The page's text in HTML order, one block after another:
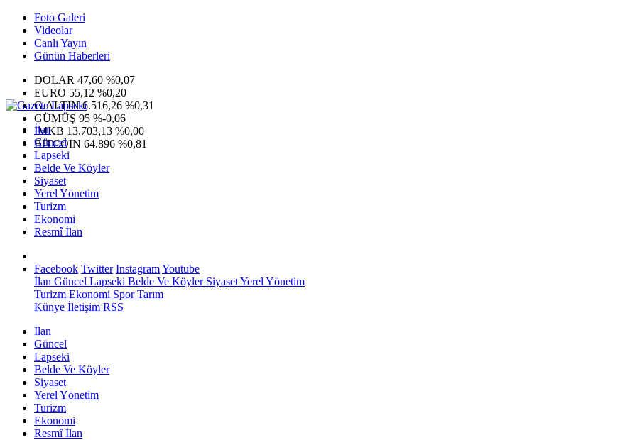
Foto Galeri
Videolar
Canlı Yayın
Günün Haberleri
DOLAR 47,60 %0,07
EURO 55,12 %0,20
G.ALTIN6.516,26 %0,31
GÜMÜŞ 95 %-0,06
IMKB 13.703,13 %0,00
BITCOIN 64.896 %0,81
İlan
Güncel
Lapseki
Belde Ve Köyler
Siyaset
Yerel Yönetim
Turizm
Ekonomi
Resmî İlan
Facebook Twitter InstagramYoutube
İlan Güncel Lapseki Belde Ve KöylerSiyasetYerel Yönetim
Turizm Ekonomi SporTarım
Künye İletişim RSS
İlan
Güncel
Lapseki
Belde Ve Köyler
Siyaset
Yerel Yönetim
Turizm
Ekonomi
Resmî İlan